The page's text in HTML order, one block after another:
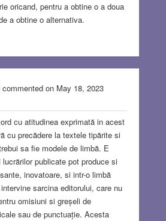
oricand, pentru a obtine o a doua
a obtine o alternativa.
commented on May 18, 2023
cu atitudinea exprimată in acest
cu precădere la textele tipărite si
sa fie modele de limbă. E
publicate pot produce si
inovatoare, si intr-o limbă
sarcina editorului, care nu
omisiuni si greșeli de
sau de punctuație. Acesta